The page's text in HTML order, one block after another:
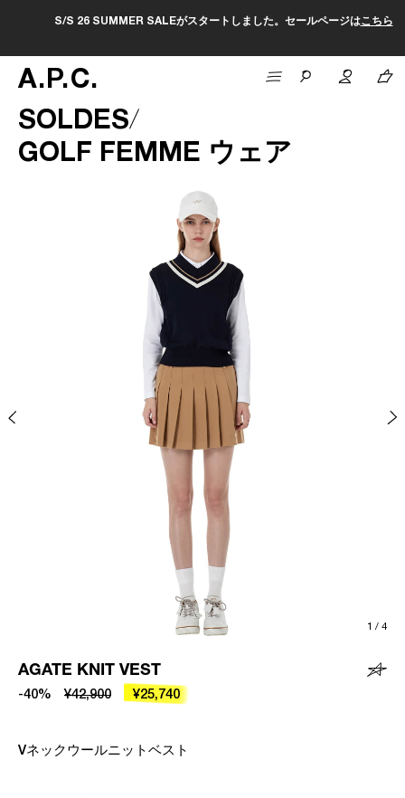
S/S 26 SUMMER SALEがスタートしました。セールページはこちら
A.P.C.
SOLDES
GOLF FEMME ウェア
1 / 4
AGATE KNIT VEST
-40% ¥42,900 ¥25,740
Vネックウールニットベスト